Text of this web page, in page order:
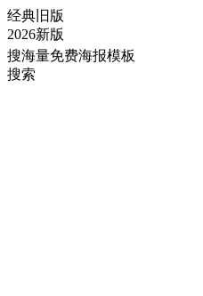
经典旧版
2026新版
搜海量免费海报模板
搜索